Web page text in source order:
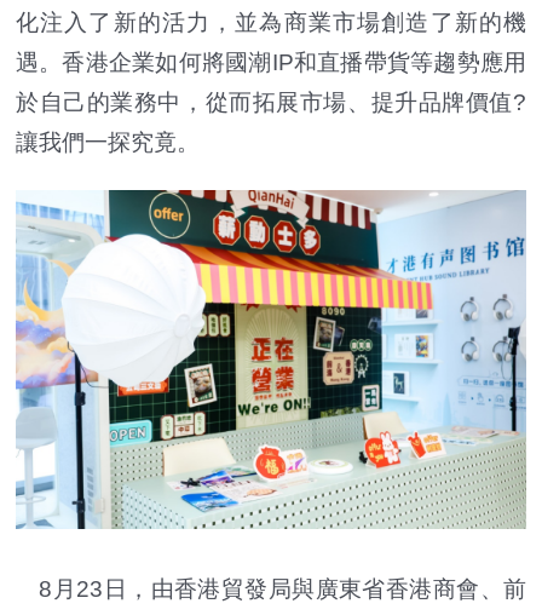
化注入了新的活力，並為商業市場創造了新的機
遇。香港企業如何將國潮IP和直播帶貨等趨勢應用
於自己的業務中，從而拓展市場、提升品牌價值?
讓我們一探究竟。
8月23日，由香港貿發局與廣東省香港商會、前